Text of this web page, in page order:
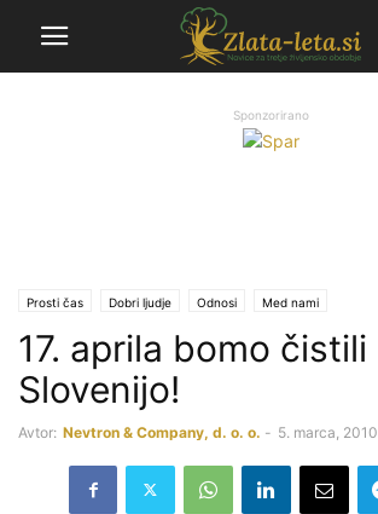
Sponzorirano
Prosti čas Dobri ljudje Odnosi Med nami
17. aprila bomo čistili
Slovenijo!
Avtor: Nevtron & Company, d. o. o. - 5. marca, 2010